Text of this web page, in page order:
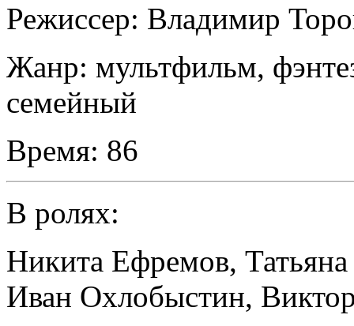
Режиссер: Владимир
Жанр: мультфильм,
семейный
Время: 86
В ролях:
Никита Ефремов,
Иван Охлобыстин,